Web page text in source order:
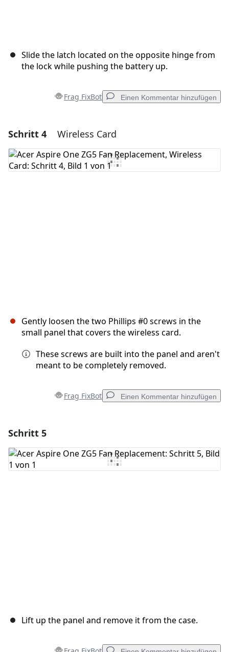
Slide the latch located on the opposite hinge from
the lock while pushing the battery up.
Frag FixBot Einen Kommentar hinzufügen
Einen Kommentar hinzufügen
Kommentar hinzufügen
Schritt 4 Wireless Card
Gently loosen the two Phillips #0 screws in the
small panel that covers the wireless card.
These screws are built into the panel and aren't
meant to be completely removed.
Frag FixBot Einen Kommentar hinzufügen
Kommentar hinzufügen
Schritt 5
Lift up the panel and remove it from the case.